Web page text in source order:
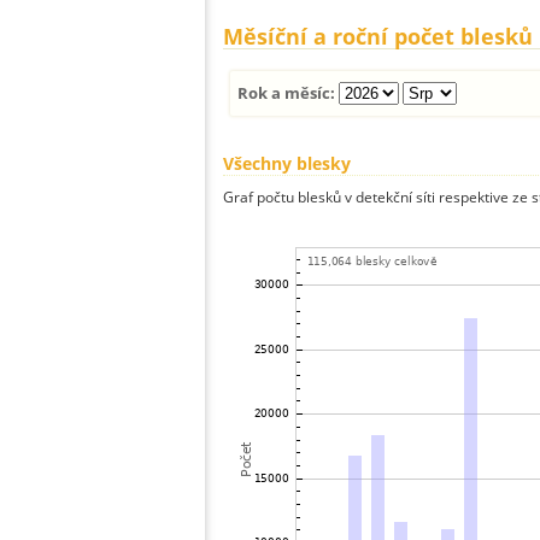
Měsíční a roční počet blesků
Rok a měsíc:
Všechny blesky
Graf počtu blesků v detekční síti respektive ze